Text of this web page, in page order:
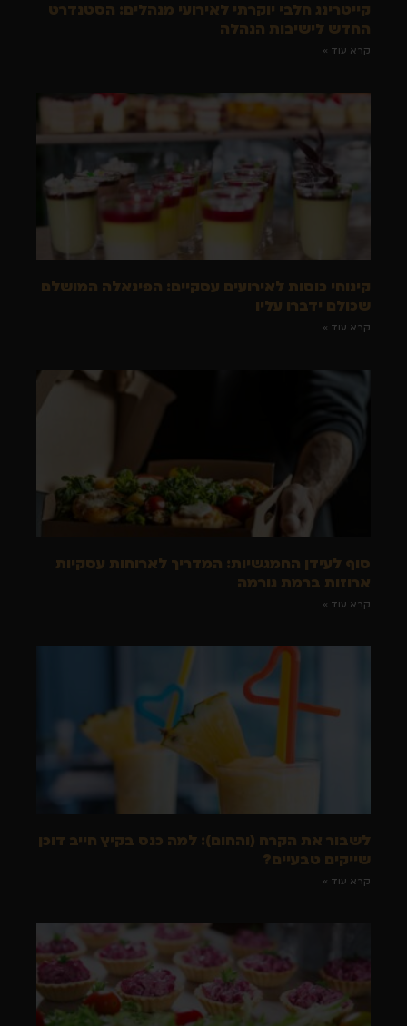
קייטרינג חלבי יוקרתי לאירועי מנהלים: הסטנדרט
החדש לישיבות הנהלה
קרא עוד »
קינוחי כוסות לאירועים עסקיים: הפינאלה המושלם
שכולם ידברו עליו
קרא עוד »
סוף לעידן החמגשיות: המדריך לארוחות עסקיות
ארוזות ברמת גורמה
קרא עוד »
לשבור את הקרח (והחום): למה כנס בקיץ חייב דוכן
שייקים טבעיים?
קרא עוד »